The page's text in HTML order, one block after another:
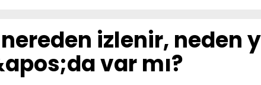
izlenir, neden
var mı?